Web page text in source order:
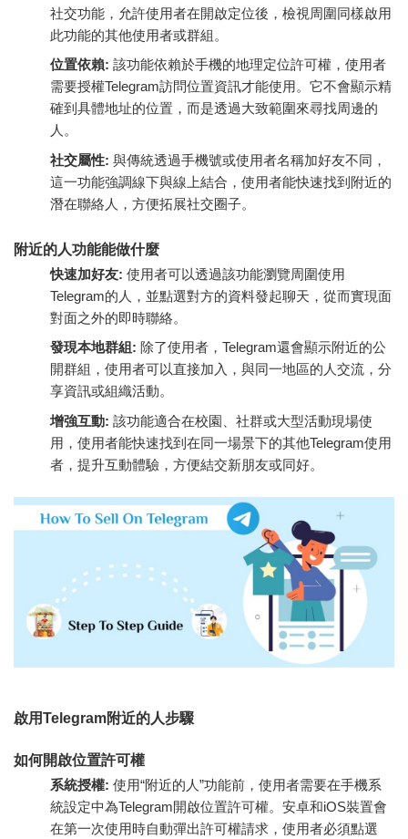
社交功能，允許使用者在開啟定位後，檢視周圍同樣啟用
此功能的其他使用者或群組。
位置依賴: 該功能依賴於手機的地理定位許可權，使用者
需要授權Telegram訪問位置資訊才能使用。它不會顯示精
確到具體地址的位置，而是透過大致範圍來尋找周邊的
人。
社交屬性: 與傳統透過手機號或使用者名稱加好友不同，
這一功能強調線下與線上結合，使用者能快速找到附近的
潛在聯絡人，方便拓展社交圈子。
附近的人功能能做什麼
快速加好友: 使用者可以透過該功能瀏覽周圍使用
Telegram的人，並點選對方的資料發起聊天，從而實現面
對面之外的即時聯絡。
發現本地群組: 除了使用者，Telegram還會顯示附近的公
開群組，使用者可以直接加入，與同一地區的人交流，分
享資訊或組織活動。
增強互動: 該功能適合在校園、社群或大型活動現場使
用，使用者能快速找到在同一場景下的其他Telegram使用
者，提升互動體驗，方便結交新朋友或同好。
啟用Telegram附近的人步驟
如何開啟位置許可權
系統授權: 使用“附近的人”功能前，使用者需要在手機系
統設定中為Telegram開啟位置許可權。安卓和iOS裝置會
在第一次使用時自動彈出許可權請求，使用者必須點選